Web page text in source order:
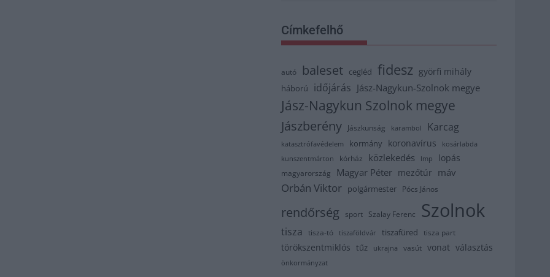
Címkefelhő
autó baleset cegléd fidesz györfi mihály
háború időjárás Jász-Nagykun-Szolnok megye
Jász-Nagykun Szolnok megye
Jászberény Jászkunság karambol Karcag
katasztrófavédelem kormány koronavírus
kosárlabda
kunszentmárton
kórház közlekedés lmp lopás
magyarország Magyar Péter mezőtúr máv
Orbán Viktor polgármester Pócs János
rendőrség sport Szalay Ferenc Szolnok
tisza tisza-tó tiszaföldvár tiszafüred tisza part
törökszentmiklós tűz ukrajna vasút vonat választás
önkormányzat